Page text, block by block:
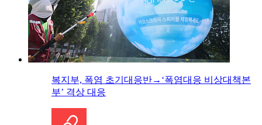
복지부, 폭염 초기대응반→‘폭염대응 비상대책본
부’ 격상 대응